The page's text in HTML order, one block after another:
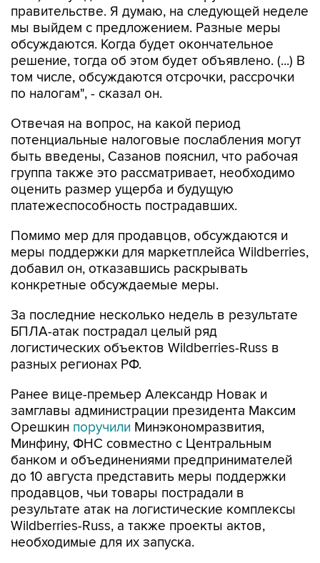
правительстве. Я думаю, на следующей неделе
мы выйдем с предложением. Разные меры
обсуждаются. Когда будет окончательное
решение, тогда об этом будет объявлено. (...) В
том числе, обсуждаются отсрочки, рассрочки
по налогам", - сказал он.
Отвечая на вопрос, на какой период
потенциальные налоговые послабления могут
быть введены, Сазанов пояснил, что рабочая
группа также это рассматривает, необходимо
оценить размер ущерба и будущую
платежеспособность пострадавших.
Помимо мер для продавцов, обсуждаются и
меры поддержки для маркетплейса Wildberries,
добавил он, отказавшись раскрывать
конкретные обсуждаемые меры.
За последние несколько недель в результате
БПЛА-атак пострадал целый ряд
логистических объектов Wildberries-Russ в
разных регионах РФ.
Ранее вице-премьер Александр Новак и
замглавы администрации президента Максим
Орешкин поручили Минэкономразвития,
Минфину, ФНС совместно с Центральным
банком и объединениями предпринимателей
до 10 августа представить меры поддержки
продавцов, чьи товары пострадали в
результате атак на логистические комплексы
Wildberries-Russ, а также проекты актов,
необходимые для их запуска.